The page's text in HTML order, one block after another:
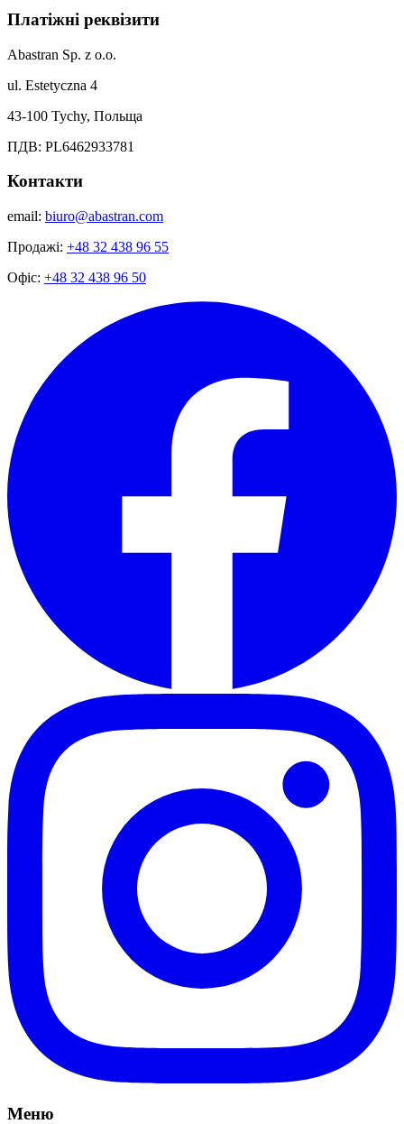
Платіжні реквізити
Abastran Sp. z o.o.
ul. Estetyczna 4
43-100 Tychy, Польща
ПДВ: PL6462933781
Контакти
email: biuro@abastran.com
Продажі: +48 32 438 96 55
Офіс: +48 32 438 96 50
Меню